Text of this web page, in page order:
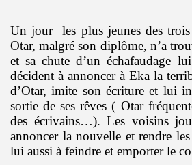
Un jour
les plus jeunes des
Otar, malgré son diplôme, n’a
et sa chute d’un échafaudage
décident à annoncer à Eka la
d’Otar, imite son écriture et lui
sortie de ses rêves ( Otar
des écrivains…). Les voisins
annoncer la nouvelle et rendre
lui aussi à feindre et emporter le